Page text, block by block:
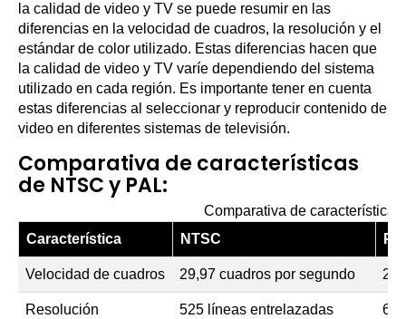
la calidad de video y TV se puede resumir en las
diferencias en la velocidad de cuadros, la resolución y el
estándar de color utilizado. Estas diferencias hacen que
la calidad de video y TV varíe dependiendo del sistema
utilizado en cada región. Es importante tener en cuenta
estas diferencias al seleccionar y reproducir contenido de
video en diferentes sistemas de televisión.
Comparativa de características
de NTSC y PAL:
Comparativa de
Característica
NTSC
Velocidad de cuadros 29,97 cuadros por segundo 25
Resolución 525 líneas entrelazadas